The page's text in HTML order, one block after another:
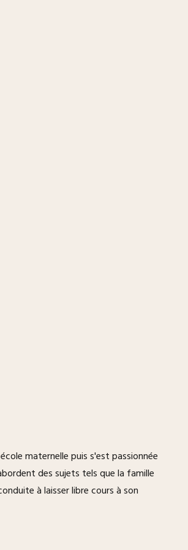
maternelle puis s'est passionnée
des sujets tels que la famille
à laisser libre cours à son